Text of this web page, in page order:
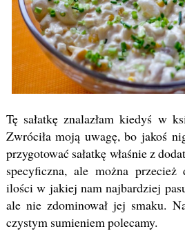
Tę sałatkę znalazłam kiedyś w
Zwróciła moją uwagę, bo jakoś
przygotować sałatkę właśnie z
specyficzna, ale można
ilości w jakiej nam najbardziej
ale nie zdominował jej smaku.
czystym sumieniem polecamy.